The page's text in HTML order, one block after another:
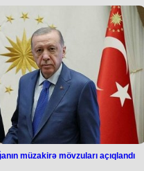
tərəfindən icra olunan
- 29.07.2023) açıqlanıb.
Tərtər, Ağdam, Laçın, Füzuli,
Zəngilanda 61 piyada əleyhinə mina,
Hərbi Sursat (PHS) aşkarlanıb.
mina və PHS-lərdən təmizlənib.
müzakirə mövzuları açıqlandı